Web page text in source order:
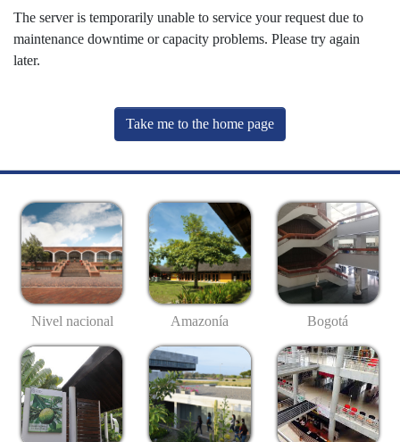
The server is temporarily unable to service your request due to
maintenance downtime or capacity problems. Please try again
later.
Take me to the home page
Nivel nacional Amazonía Bogotá